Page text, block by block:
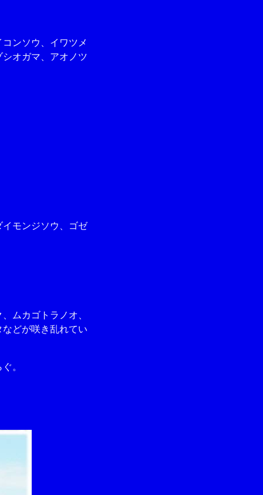
ンソウ、イワツメ
オガマ、アオノツ
モンジソウ、ゴゼ
ムカゴトラノオ、
どが咲き乱れてい
。